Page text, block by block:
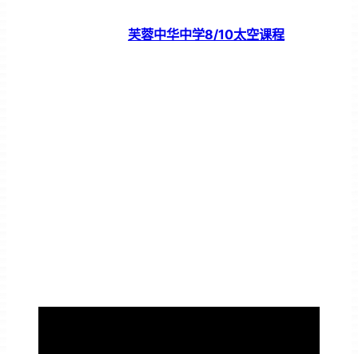
芙蓉中华中学8/10太空课程